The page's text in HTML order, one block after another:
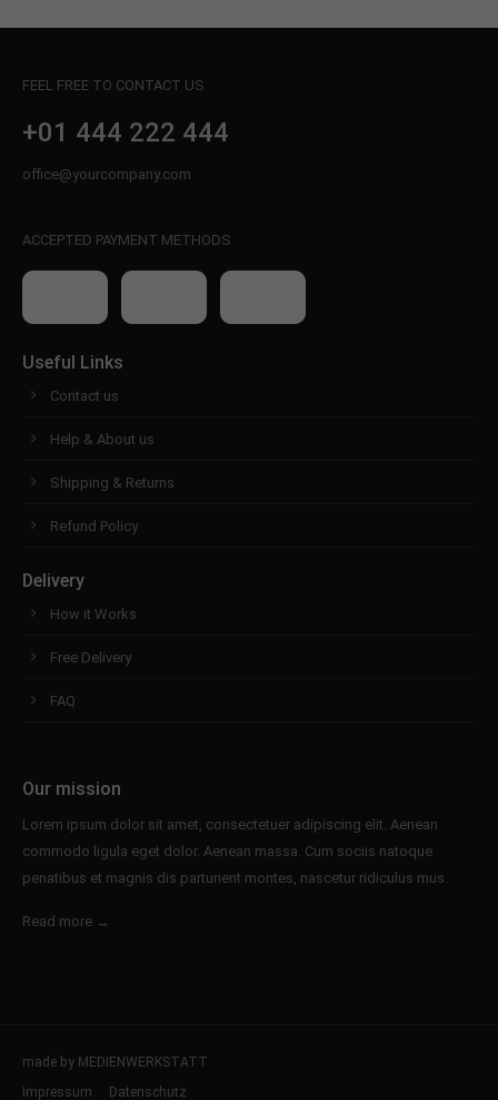
FEEL FREE TO CONTACT US
+01 444 222 444
office@yourcompany.com
ACCEPTED PAYMENT METHODS
Useful Links
Contact us
Help & About us
Shipping & Returns
Refund Policy
Delivery
How it Works
Free Delivery
FAQ
Our mission
Lorem ipsum dolor sit amet, consectetuer adipiscing elit. Aenean
commodo ligula eget dolor. Aenean massa. Cum sociis natoque
penatibus et magnis dis parturient montes, nascetur ridiculus mus.
Read more →
made by MEDIENWERKSTATT
Impressum
Datenschutz